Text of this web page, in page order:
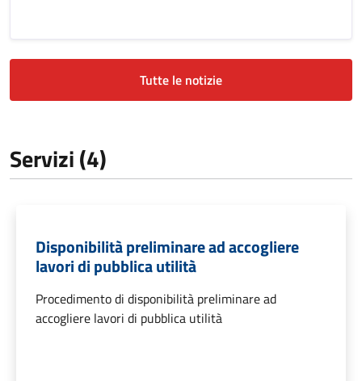
Tutte le notizie
Servizi (4)
Disponibilità preliminare ad accogliere
lavori di pubblica utilità
Procedimento di disponibilità preliminare ad
accogliere lavori di pubblica utilità